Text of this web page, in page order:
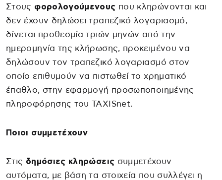
Στους φορολογούμενους που κληρώνονται και
δεν έχουν δηλώσει τραπεζικό λογαριασμό,
δίνεται προθεσμία τριών μηνών από την
ημερομηνία της κλήρωσης, προκειμένου να
δηλώσουν τον τραπεζικό λογαριασμό στον
οποίο επιθυμούν να πιστωθεί το χρηματικό
έπαθλο, στην εφαρμογή προσωποποιημένης
πληροφόρησης του TAXISnet.
Ποιοι συμμετέχουν
Στις δημόσιες κληρώσεις συμμετέχουν
αυτόματα, με βάση τα στοιχεία που συλλέγει η